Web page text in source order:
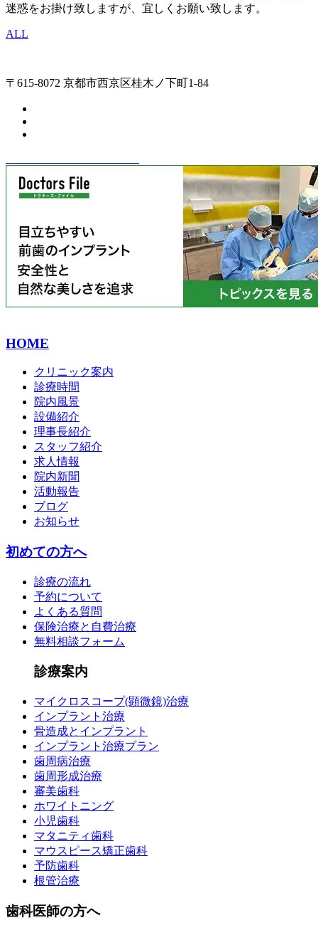
迷惑をお掛け致しますが、宜しくお願い致します。
ALL
〒615-8072 京都市西京区桂木ノ下町1-84
HOME
クリニック案内
診療時間
院内風景
設備紹介
理事長紹介
スタッフ紹介
求人情報
院内新聞
活動報告
ブログ
お知らせ
初めての方へ
診療の流れ
予約について
よくある質問
保険治療と自費治療
無料相談フォーム
診療案内
マイクロスコープ(顕微鏡)治療
インプラント治療
骨造成とインプラント
インプラント治療プラン
歯周病治療
歯周形成治療
審美歯科
ホワイトニング
小児歯科
マタニティ歯科
マウスピース矯正歯科
予防歯科
根管治療
歯科医師の方へ